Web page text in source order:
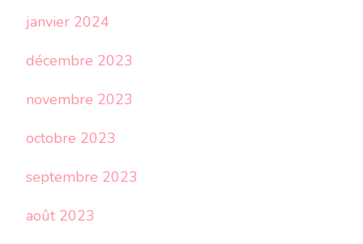
janvier 2024
décembre 2023
novembre 2023
octobre 2023
septembre 2023
août 2023